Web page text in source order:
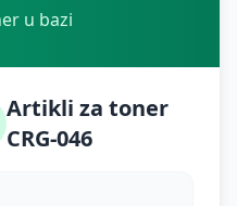
u bazi
Artikli za toner
CRG-046